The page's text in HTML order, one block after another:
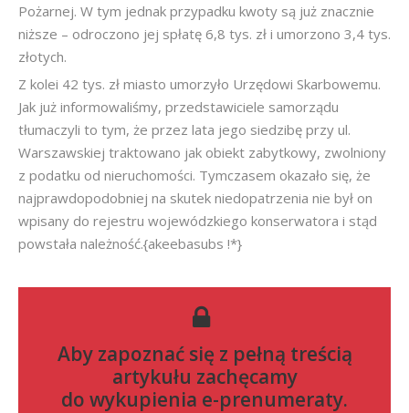
Pożarnej. W tym jednak przypadku kwoty są już znacznie
niższe – odroczono jej spłatę 6,8 tys. zł i umorzono 3,4 tys.
złotych.
Z kolei 42 tys. zł miasto umorzyło Urzędowi Skarbowemu.
Jak już informowaliśmy, przedstawiciele samorządu
tłumaczyli to tym, że przez lata jego siedzibę przy ul.
Warszawskiej traktowano jak obiekt zabytkowy, zwolniony
z podatku od nieruchomości. Tymczasem okazało się, że
najprawdopodobniej na skutek niedopatrzenia nie był on
wpisany do rejestru wojewódzkiego konserwatora i stąd
powstała należność.{akeebasubs !*}
Aby zapoznać się z pełną treścią
artykułu zachęcamy
do wykupienia e-prenumeraty.